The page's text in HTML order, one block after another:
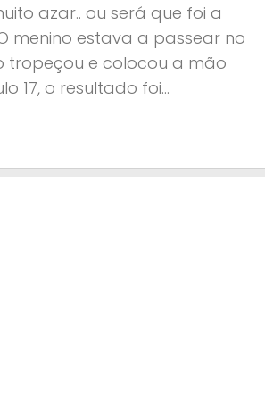
azar.. ou será que foi a
menino estava a passear no
tropeçou e colocou a mão
17, o resultado foi...